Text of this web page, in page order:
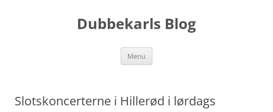
Dubbekarls Blog
Menu
Slotskoncerterne i Hillerød i lørdags